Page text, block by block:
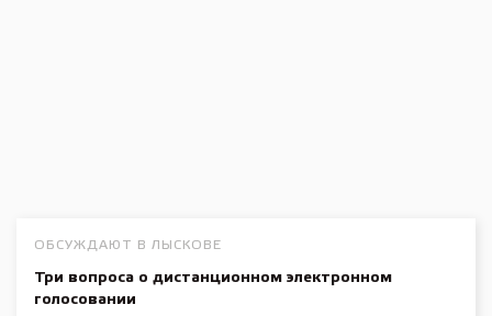
ОБСУЖДАЮТ В ЛЫСКОВЕ
Три вопроса о дистанционном электронном
голосовании